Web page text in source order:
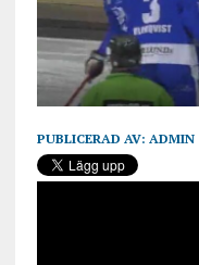
PUBLICERAD AV: ADMIN